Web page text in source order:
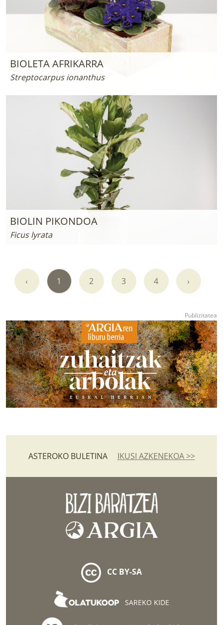
BIOLETA AFRIKARRA
Streptocarpus ionanthus
BIOLIN PIKONDOA
Ficus lyrata
‹ 1 2 3 4 ›
ASTEROKO BULETINA IKUSI AZKENEKOA >>
CC BY-SA
SAREKO KIDE